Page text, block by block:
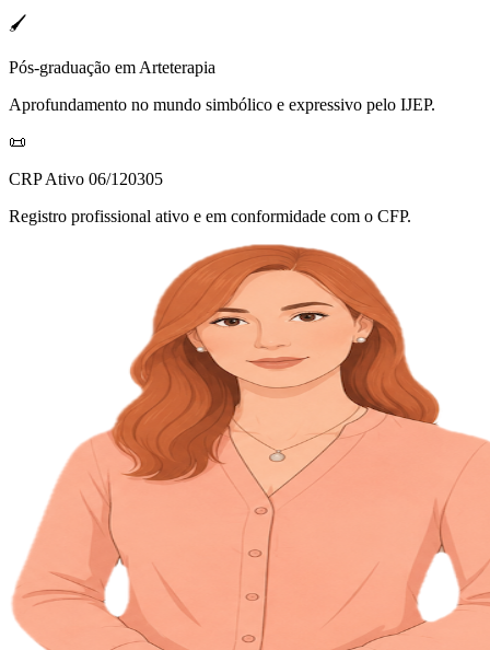
🖌️
Pós-graduação em Arteterapia
Aprofundamento no mundo simbólico e expressivo pelo IJEP.
📜
CRP Ativo 06/120305
Registro profissional ativo e em conformidade com o CFP.